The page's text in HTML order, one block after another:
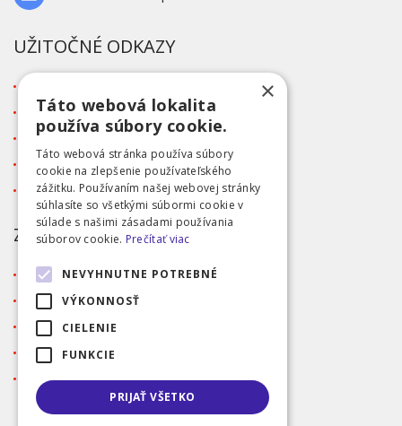
UŽITOČNÉ ODKAZY
Blog
Kontakt
Tabuľka veľkostí
Ochrana osobných údajov GDPR
ZÁKAZNÍCKY SERVIS
Obchodné podmienky
Doprava a platba
Reklamácia
Prihlásenie
Registrácia
×
Táto webová lokalita
používa súbory cookie.
Táto webová stránka používa súbory
cookie na zlepšenie používateľského
zážitku. Používaním našej webovej stránky
súhlasíte so všetkými súbormi cookie v
súlade s našimi zásadami používania
súborov cookie. Prečítať viac
NEVYHNUTNE POTREBNÉ
VÝKONNOSŤ
CIELENIE
FUNKCIE
PRIJAŤ VŠETKO